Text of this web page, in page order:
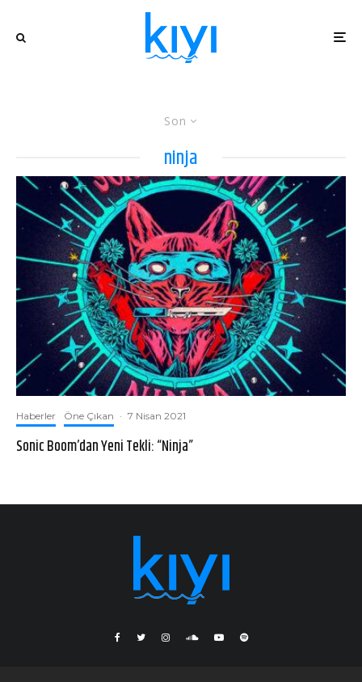
Son
ninja
Haberler Öne Çıkan · 7 Nisan 2021
Sonic Boom’dan Yeni Tekli: “Ninja”